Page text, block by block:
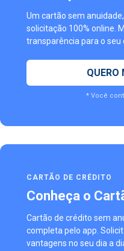
Um cartão sem
solicitação 100% online.
transparência para o seu
QUERO
* Você
CARTÃO DE CRÉDITO
Conheça o
Cartão de crédito sem
completa pelo app.
vantagens no seu dia a